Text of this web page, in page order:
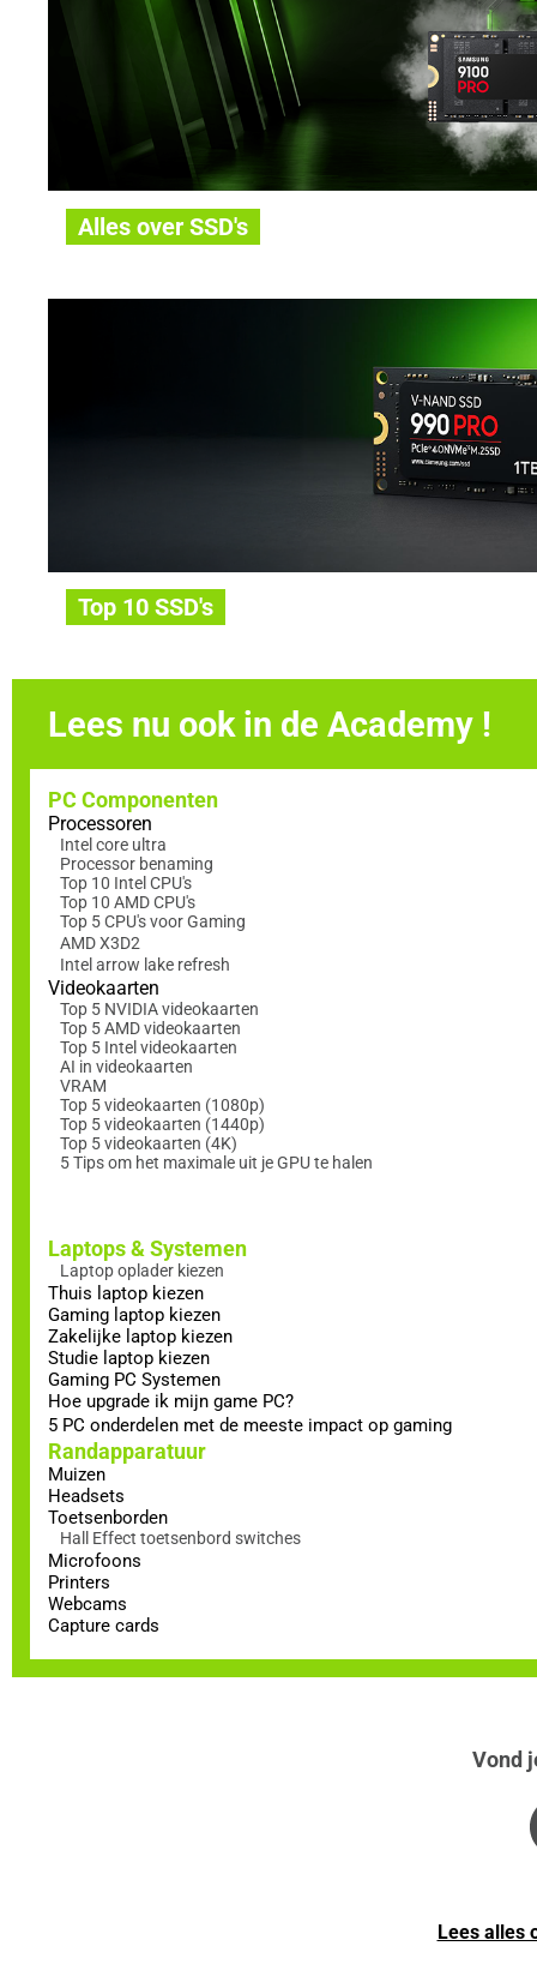
Alles over SSD's
Top 10 SSD's
Lees nu ook in de Academy !
PC Componenten
Processoren
Intel core ultra
Processor benaming
Top 10 Intel CPU's
Top 10 AMD CPU's
Top 5 CPU's voor Gaming
AMD X3D2
Intel arrow lake refresh
Videokaarten
Top 5 NVIDIA videokaarten
Top 5 AMD videokaarten
Top 5 Intel videokaarten
AI in videokaarten
VRAM
Top 5 videokaarten (1080p)
Top 5 videokaarten (1440p)
Top 5 videokaarten (4K)
5 Tips om het maximale uit je GPU te halen
Laptops & Systemen
Laptop oplader kiezen
Thuis laptop kiezen
Gaming laptop kiezen
Zakelijke laptop kiezen
Studie laptop kiezen
Gaming PC Systemen
Hoe upgrade ik mijn game PC?
5 PC onderdelen met de meeste impact op gaming
Randapparatuur
Muizen
Headsets
Toetsenborden
Hall Effect toetsenbord switches
Microfoons
Printers
Webcams
Capture cards
Vond
Lees alles